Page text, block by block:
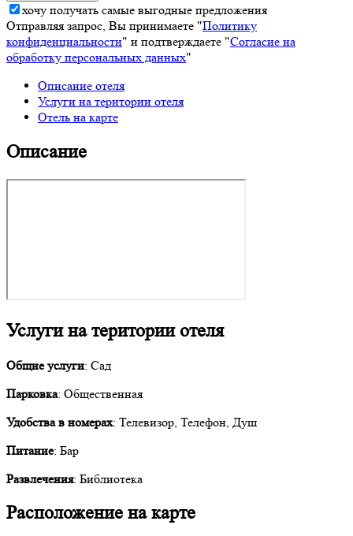
хочу получать самые выгодные предложения
Отправляя запрос, Вы принимаете "Политику
конфиденциальности" и подтверждаете "Согласие на
обработку персональных данных"
Описание отеля
Услуги на територии отеля
Отель на карте
Описание
Услуги на територии отеля
Общие услуги: Сад
Парковка: Общественная
Удобства в номерах: Телевизор, Телефон, Душ
Питание: Бар
Развлечения: Библиотека
Расположение на карте